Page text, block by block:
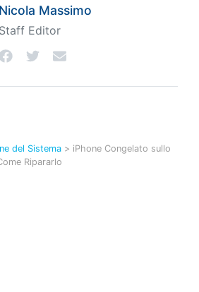
Nicola Massimo
Staff Editor
del Sistema > iPhone Congelato sullo
Ripararlo